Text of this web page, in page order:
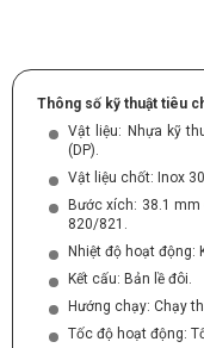
Thông số kỹ thuật tiêu
Vật liệu: Nhựa kỹ
(DP).
Vật liệu chốt: Inox
Bước xích: 38.1
820/821.
Nhiệt độ hoạt động:
Kết cấu: Bản lề đôi.
Hướng chạy: Chạy
Tốc độ hoạt động: